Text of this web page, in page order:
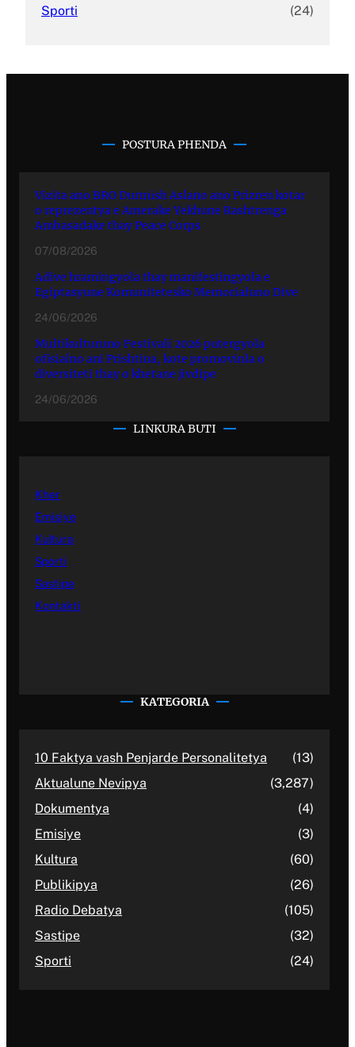
Sporti (24)
POSTURA PHENDA
Vizita ano BRO Durmish Aslano ano Prizren kotar
o reprezentya e Amerake Yekhune Rashtrenga
Ambasadake thay Peace Corps
07/08/2026
Adive hramingyola thay manifestingyola e
Egiptasyune Komunitetesko Memorialuno Dive
24/06/2026
Multikulturuno Festivali 2026 putergyola
ofisialno ani Prishtina, kote promovinla o
diversiteti thay o khetane jivdipe
24/06/2026
LINKURA BUTI
Kher
Emisiye
Kultura
Sporti
Sastipe
Kontakti
KATEGORIA
10 Faktya vash Penjarde Personalitetya
(13)
Aktualune Nevipya
(3,287)
Dokumentya
(4)
Emisiye
(3)
Kultura
(60)
Publikipya
(26)
Radio Debatya
(105)
Sastipe
(32)
Sporti
(24)